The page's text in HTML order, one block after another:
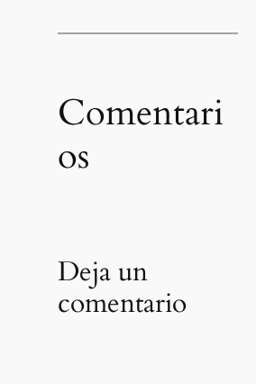
Comentari
os
Deja un
comentario